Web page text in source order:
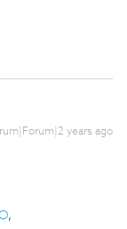
years ago
,